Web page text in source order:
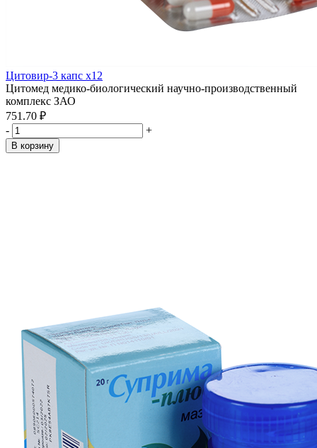
Цитовир-3 капс x12
Цитомед медико-биологический научно-производственный
комплекс ЗАО
751.70 ₽
-
+
В корзину